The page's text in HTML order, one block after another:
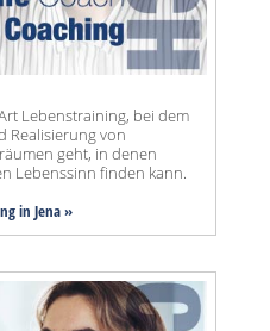
Lebenstraining, bei dem
Realisierung von
geht, in denen
Lebenssinn finden kann.
in Jena »